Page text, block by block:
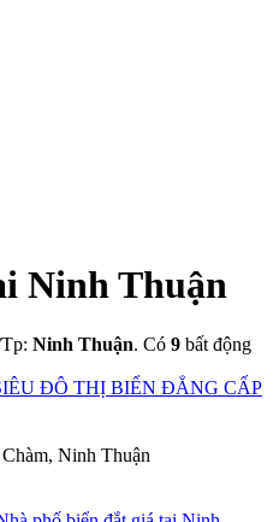
Ninh Thuận
Ninh Thuận. Có 9 bất động
ĐÔ THỊ BIỂN ĐẲNG CẤP
Ninh Thuận